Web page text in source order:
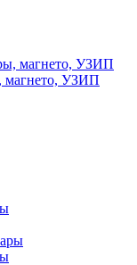
магнето, УЗИП